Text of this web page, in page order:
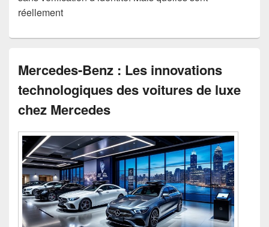
réellement
Mercedes-Benz : Les innovations
technologiques des voitures de luxe
chez Mercedes